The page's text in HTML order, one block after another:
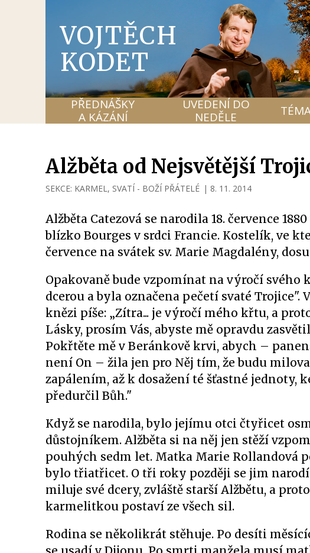
VOJTĚCH
KODET
PŘEDNÁŠKY
A KÁZÁNÍ
UVEDENÍ DO
NEDĚLE
Alžběta od Nejsvětější
SEKCE: KARMEL, SVATÍ - BOŽÍ PŘÁTELÉ | 8. 11. 2014
Alžběta Catezová se narodila 18. července
blízko Bourges v srdci Francie. Kostelík, ve
července na svátek sv. Marie Magdalény,
Opakovaně bude vzpomínat na výročí svého
dcerou a byla označena pečetí svaté Trojice".
knězi píše: „Zítra... je výročí mého křtu, a
Lásky, prosím Vás, abyste mě opravdu
Pokřtěte mě v Beránkově krvi, abych –
není On – žila jen pro Něj tím, že budu
zapálením, až k dosažení té šťastné jednoty,
předurčil Bůh."
Když se narodila, bylo jejímu otci čtyřicet
důstojníkem. Alžběta si na něj jen stěží
pouhých sedm let. Matka Marie Rollandová
bylo třiatřicet. O tři roky později se jim
miluje své dcery, zvláště starší Alžbětu, a
karmelitkou postaví ze všech sil.
Rodina se několikrát stěhuje. Po desíti